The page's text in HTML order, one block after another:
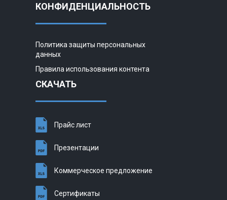
КОНФИДЕНЦИАЛЬНОСТЬ
Политика защиты персональных
данных
Правила использования контента
СКАЧАТЬ
Прайс лист
Презентации
Коммерческое предложение
Сертификаты